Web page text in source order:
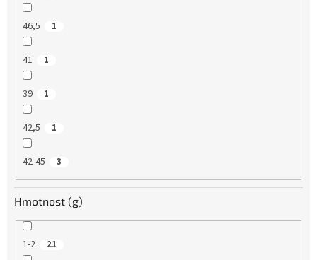
46,5 1
41 1
39 1
42,5 1
42-45 3
Hmotnost (g)
1-2 21